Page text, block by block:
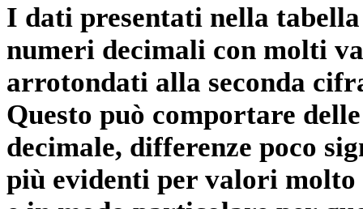
I dati presentati nella
numeri decimali con molti
arrotondati alla seconda
Questo può comportare
decimale, differenze poco
più evidenti per valori